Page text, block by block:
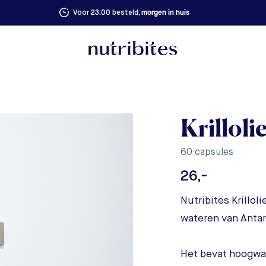
Voor 23:00 besteld, morgen in huis
60 capsules
26,-
Nutribites
wateren van
Het bevat